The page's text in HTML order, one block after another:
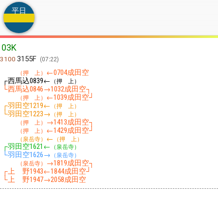
平日
03K
3100 3155F
07:22
（押 上） ←0704成田空
┌西馬込0839← （押 上）
└西馬込0846→1032成田空┐
（押 上） ←1039成田空┘
┌羽田空1219← （押 上）
└羽田空1223→ （押 上）
（押 上） →1413成田空┐
（押 上） ←1429成田空┘
（泉岳寺） ← （押 上）
┌羽田空1621 ← （泉岳寺）
└羽田空1626→ （泉岳寺）
（泉岳寺） →1819成田空┐
┌上 野1943←1844成田空┘
└上 野1947→2058成田空